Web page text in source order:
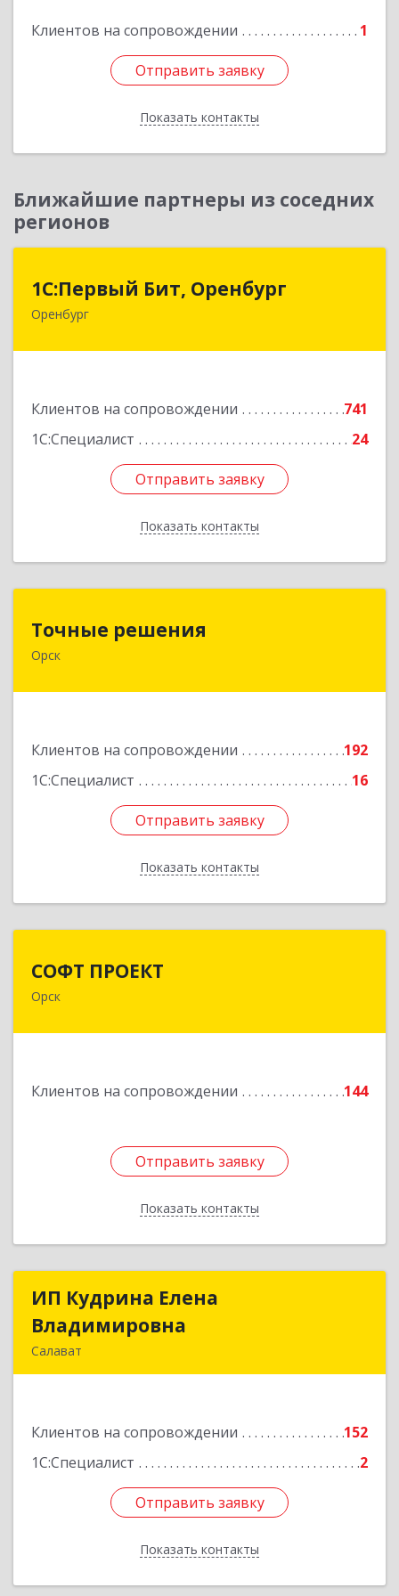
Клиентов на сопровождении 1
Отправить заявку
Показать контакты
Отправить заявку
Назад
Ближайшие партнеры из соседних
регионов
1С:Первый Бит, Оренбург
Оренбург
Клиентов на сопровождении
741
1С:Специалист
24
Отправить заявку
Показать контакты
1С:Первый Бит, Оренбург
460044, Оренбургская обл, Оренбург, Березка
Отправить заявку
Назад
Точные решения
Орск
Клиентов на сопровождении
192
1С:Специалист
16
Отправить заявку
Показать контакты
Подробнее
Отправить заявку
Назад
СОФТ ПРОЕКТ
Орск
Клиентов на сопровождении 144
Отправить заявку
Показать контакты
Отправить заявку
Назад
ИП Кудрина Елена
Владимировна
Салават
Клиентов на сопровождении
152
1С:Специалист
2
Отправить заявку
Показать контакты
ИП Кудрина Елена
Подробнее
Отправить заявку
Назад